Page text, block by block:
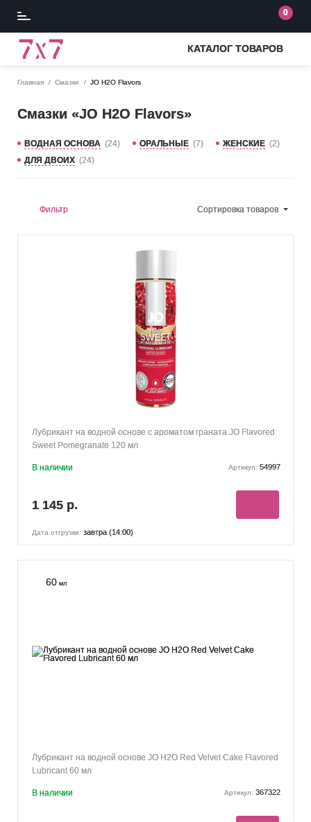
0
КАТАЛОГ ТОВАРОВ
Главная Смазки JO H2O Flavors
Смазки «JO H2O Flavors»
ВОДНАЯ ОСНОВА (24) ОРАЛЬНЫЕ (7) ЖЕНСКИЕ (2)
ДЛЯ ДВОИХ (24)
Фильтр Сортировка товаров
Лубрикант на водной основе с ароматом граната JO Flavored
Sweet Pomegranate 120 мл
В наличии Артикул: 54997
1 145 р.
Дата отгрузки: завтра (14:00)
60 мл
Лубрикант на водной основе JO H2O Red Velvet Cake Flavored
Lubricant 60 мл
В наличии Артикул: 367322